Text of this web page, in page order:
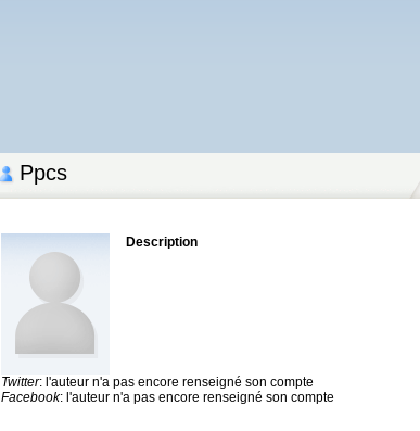
Ppcs
Description
Twitter: l'auteur n'a pas encore renseigné son compte
Facebook: l'auteur n'a pas encore renseigné son compte